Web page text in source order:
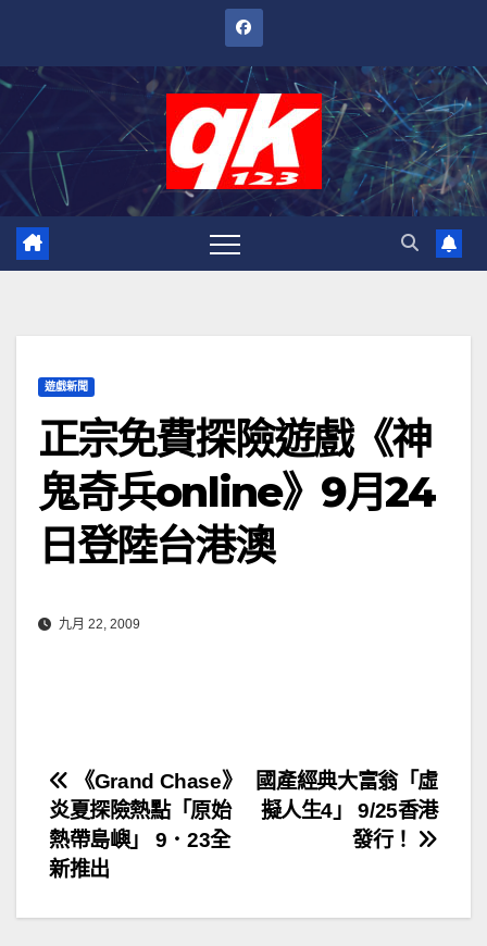
內
遊戲新聞
正宗免費探險遊戲《神
鬼奇兵online》9月24
日登陸台港澳
九月 22, 2009
文
章
導
覽
國產經典大富翁「虛
擬人生4」 9/25香港
發行！
《Grand Chase》
炎夏探險熱點「原始
熱帶島嶼」 9．23全
新推出